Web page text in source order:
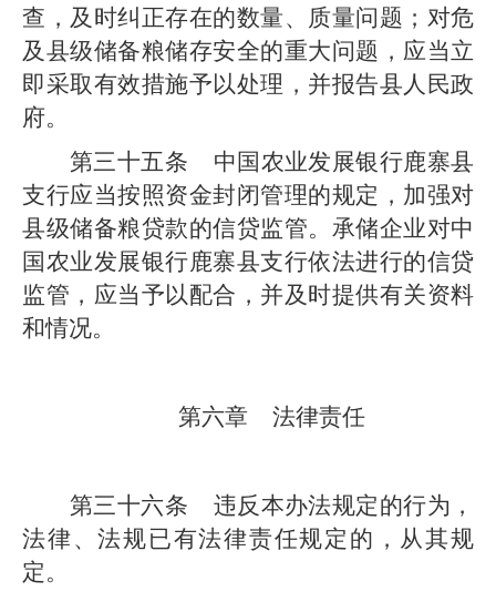
查，及时纠正存在的数量、质量问题；对危
及 县级储备粮储存安全的重大问题，应当立
即采取有效措施予以处理，并报告县人民政
府。
第三十五条
中国农业发展银行鹿寨县
支行应当按照资金封闭管理的规定，加强对
县级储备粮贷款的信贷监管。承储企业对中
国农业发展银行鹿寨县支行依法进行的信贷
监管，应当予以配合，并及时提供有关资料
和情况。
第六章 法律责任
第三十六条
违反本办法规定的行为，
法律、法规已有法律责任规定的，从其规
定。